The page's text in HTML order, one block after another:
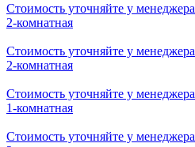
Стоимость уточняйте у менеджера
2-комнатная
Стоимость уточняйте у менеджера
2-комнатная
Стоимость уточняйте у менеджера
1-комнатная
Стоимость уточняйте у менеджера